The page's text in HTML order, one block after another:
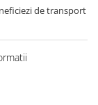
de transport